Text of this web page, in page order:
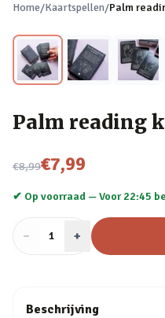
Home/Kaartspellen/Palm
Palm reading
€8,99
Nu voor
€7,99
✔ Op voorraad —Voor 22:45
− Aantal
1 +
Beschrijving